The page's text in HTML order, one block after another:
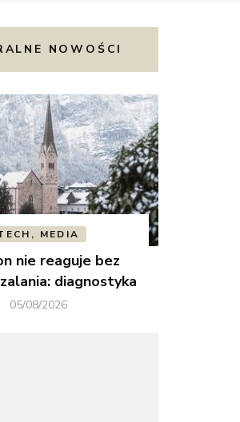
NOWOŚCI
MEDIA
nie reaguje bez
diagnostyka
05/08/2026